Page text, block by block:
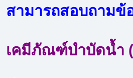
สามารถสอบถามข้
เคมีภัณฑ์บำบัดน้ำ